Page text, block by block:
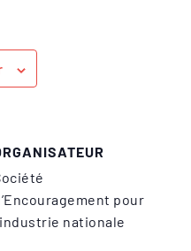
pour
nationale